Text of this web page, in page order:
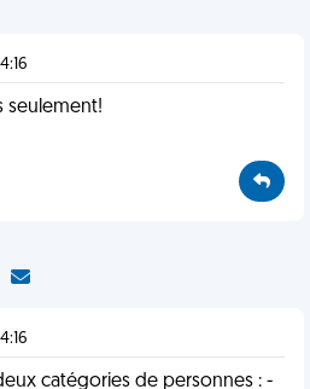
seulement!
catégories de personnes : -